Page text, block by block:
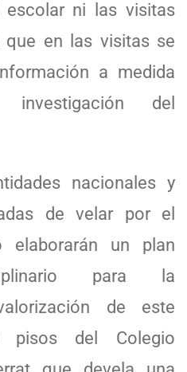
escolar ni las visitas
que en las visitas se
a medida
del
nacionales y
de velar por el
elaborarán un plan
para la
de este
pisos del Colegio